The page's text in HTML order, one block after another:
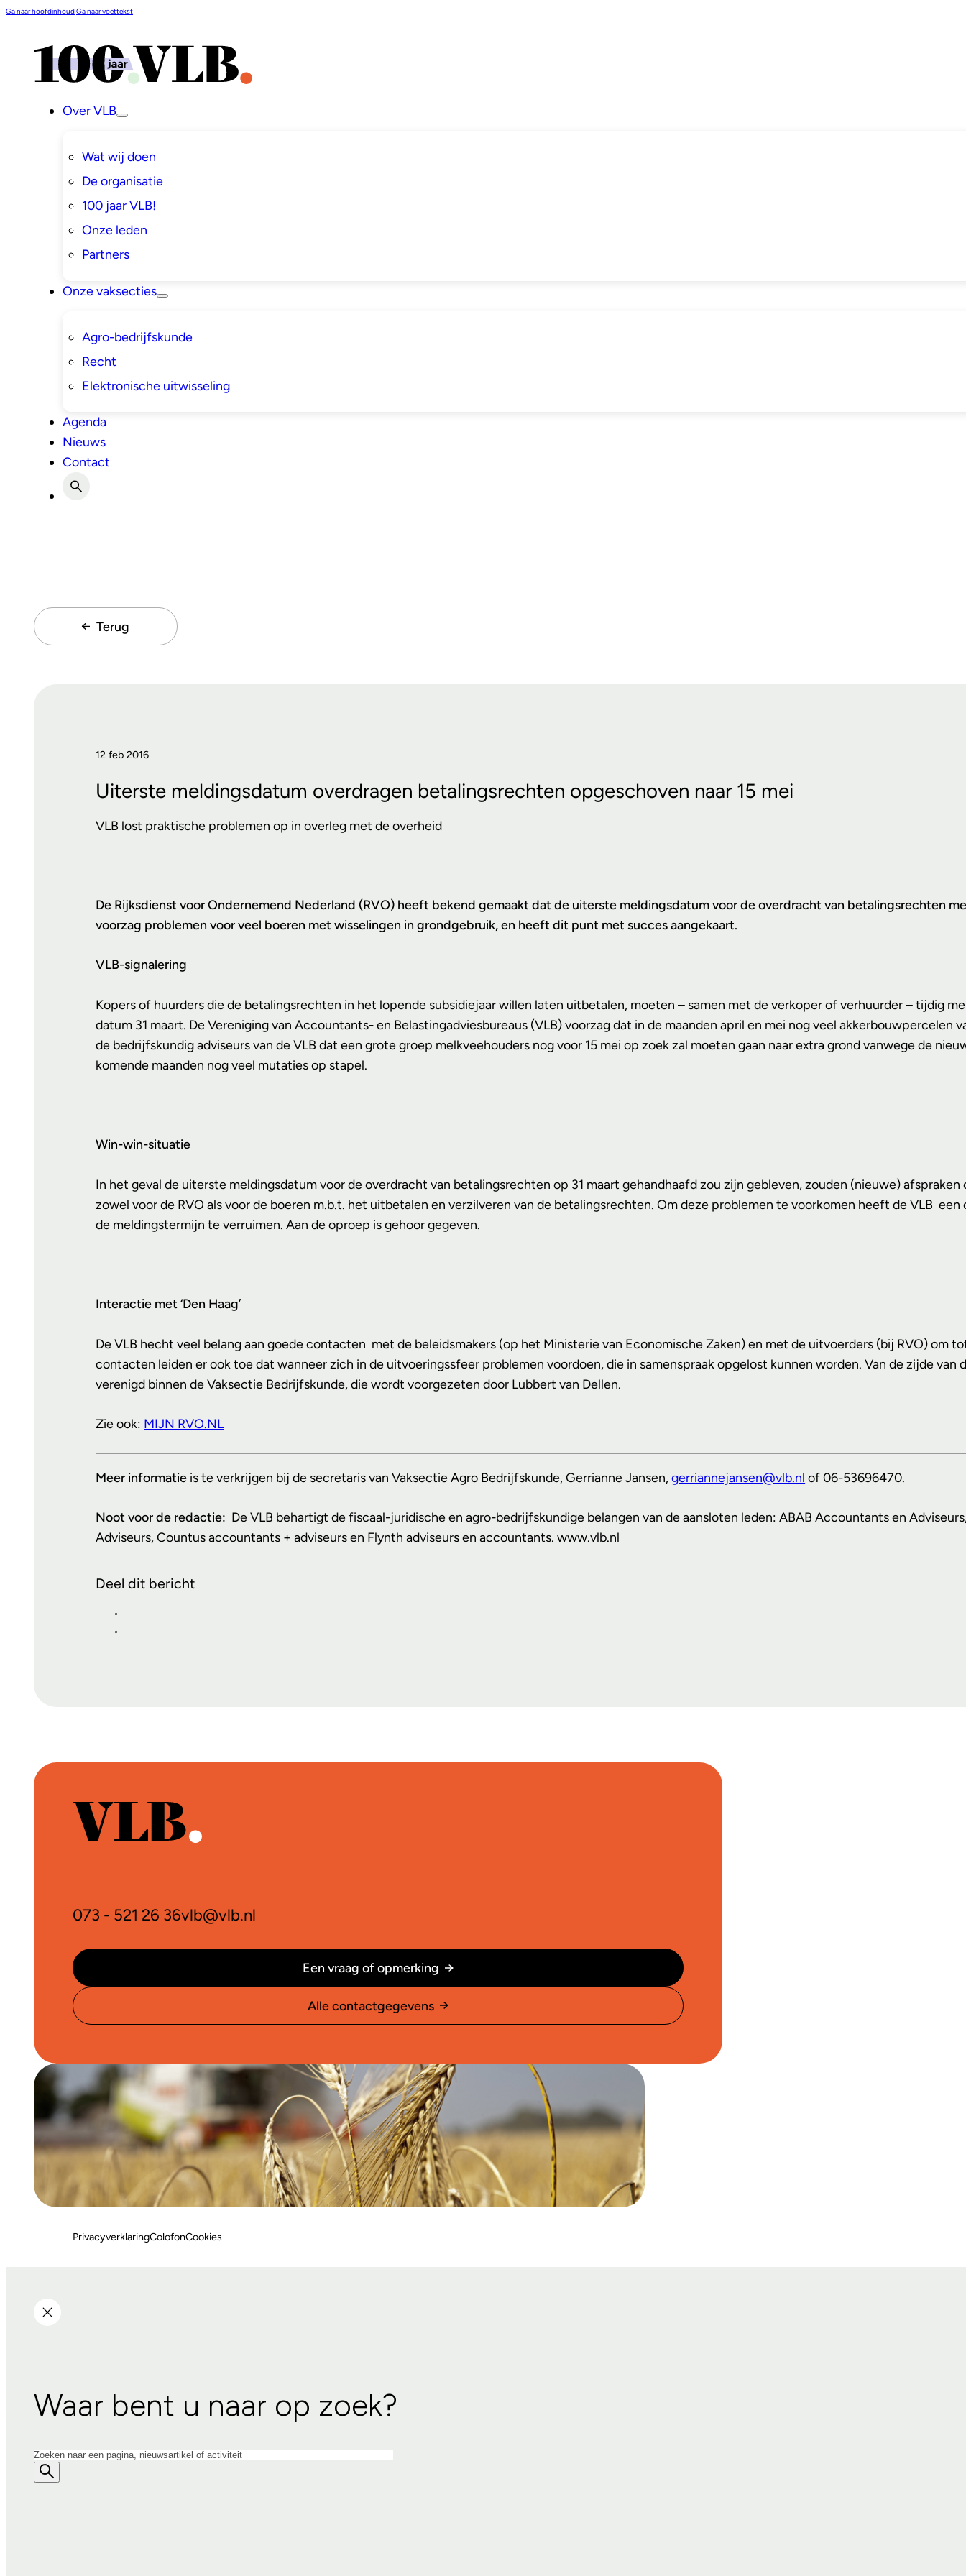
Ga naar hoofdinhoudGa naar voettekst
Over VLB
Wat wij doen
De organisatie
100 jaar VLB!
Onze leden
Partners
Onze vaksecties
Agro-bedrijfskunde
Recht
Elektronische uitwisseling
Agenda
Nieuws
Contact
Terug
12 feb 2016
Uiterste meldingsdatum overdragen betalingsrechten opgeschoven naar 15 mei
VLB lost praktische problemen op in overleg met de overheid
De Rijksdienst voor Ondernemend Nederland (RVO) heeft bekend gemaakt dat de uiterste meldingsdatum voor de overdracht van betalingsrechten
voorzag problemen voor veel boeren met wisselingen in grondgebruik, en heeft dit punt met succes aangekaart.
VLB-signalering
Kopers of huurders die de betalingsrechten in het lopende subsidiejaar willen laten uitbetalen, moeten – samen met de verkoper of verhuurder – tijdig
datum 31 maart. De Vereniging van Accountants- en Belastingadviesbureaus (VLB) voorzag dat in de maanden april en mei nog veel akkerbouwpercelen
de bedrijfskundig adviseurs van de VLB dat een grote groep melkveehouders nog voor 15 mei op zoek zal moeten gaan naar extra grond vanwege de
komende maanden nog veel mutaties op stapel.
Win-win-situatie
In het geval de uiterste meldingsdatum voor de overdracht van betalingsrechten op 31 maart gehandhaafd zou zijn gebleven, zouden (nieuwe)
zowel voor de RVO als voor de boeren m.b.t. het uitbetalen en verzilveren van de betalingsrechten. Om deze problemen te voorkomen heeft de VLB een
de meldingstermijn te verruimen. Aan de oproep is gehoor gegeven.
Interactie met ‘Den Haag’
De VLB hecht veel belang aan goede contacten met de beleidsmakers (op het Ministerie van Economische Zaken) en met de uitvoerders (bij RVO) om
contacten leiden er ook toe dat wanneer zich in de uitvoeringssfeer problemen voordoen, die in samenspraak opgelost kunnen worden. Van de zijde van
verenigd binnen de Vaksectie Bedrijfskunde, die wordt voorgezeten door Lubbert van Dellen.
Zie ook: MIJN RVO.NL
Meer informatie is te verkrijgen bij de secretaris van Vaksectie Agro Bedrijfskunde, Gerrianne Jansen,gerriannejansen@vlb.nl of 06-53696470.
Noot voor de redactie: De VLB behartigt de fiscaal-juridische en agro-bedrijfskundige belangen van de aansloten leden: ABAB Accountants en
Adviseurs, Countus accountants + adviseurs en Flynth adviseurs en accountants. www.vlb.nl
Deel dit bericht
073 - 521 26 36vlb@vlb.nl
Een vraag of opmerking
Alle contactgegevens
PrivacyverklaringColofonCookies
Waar bent u naar op zoek?
Zoeken